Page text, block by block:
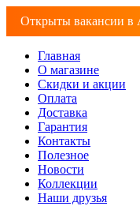
Открыты вакансии в
Главная
О магазине
Скидки и акции
Оплата
Доставка
Гарантия
Контакты
Полезное
Новости
Коллекции
Наши друзья